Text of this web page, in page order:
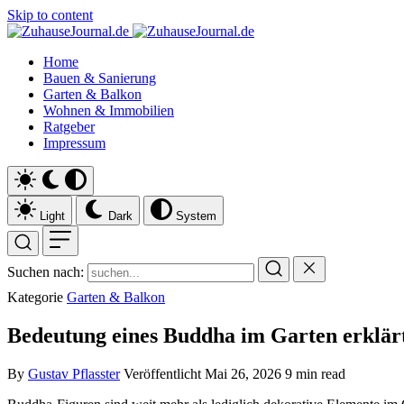
Skip to content
Home
Bauen & Sanierung
Garten & Balkon
Wohnen & Immobilien
Ratgeber
Impressum
Light Dark System
Suchen nach:
Kategorie Garten & Balkon
Bedeutung eines Buddha im Garten
By Gustav Pflasster Veröffentlicht Mai 26, 2026 9 min read